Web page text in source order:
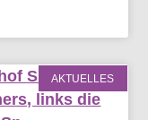
AKTUELLES